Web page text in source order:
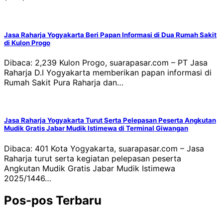
Jasa Raharja Yogyakarta Beri Papan Informasi di Dua Rumah Sakit
di Kulon Progo
Dibaca: 2,239 Kulon Progo, suarapasar.com – PT Jasa
Raharja D.I Yogyakarta memberikan papan informasi di
Rumah Sakit Pura Raharja dan…
Jasa Raharja Yogyakarta Turut Serta Pelepasan Peserta Angkutan
Mudik Gratis Jabar Mudik Istimewa di Terminal Giwangan
Dibaca: 401 Kota Yogyakarta, suarapasar.com – Jasa
Raharja turut serta kegiatan pelepasan peserta
Angkutan Mudik Gratis Jabar Mudik Istimewa
2025/1446…
Pos-pos Terbaru